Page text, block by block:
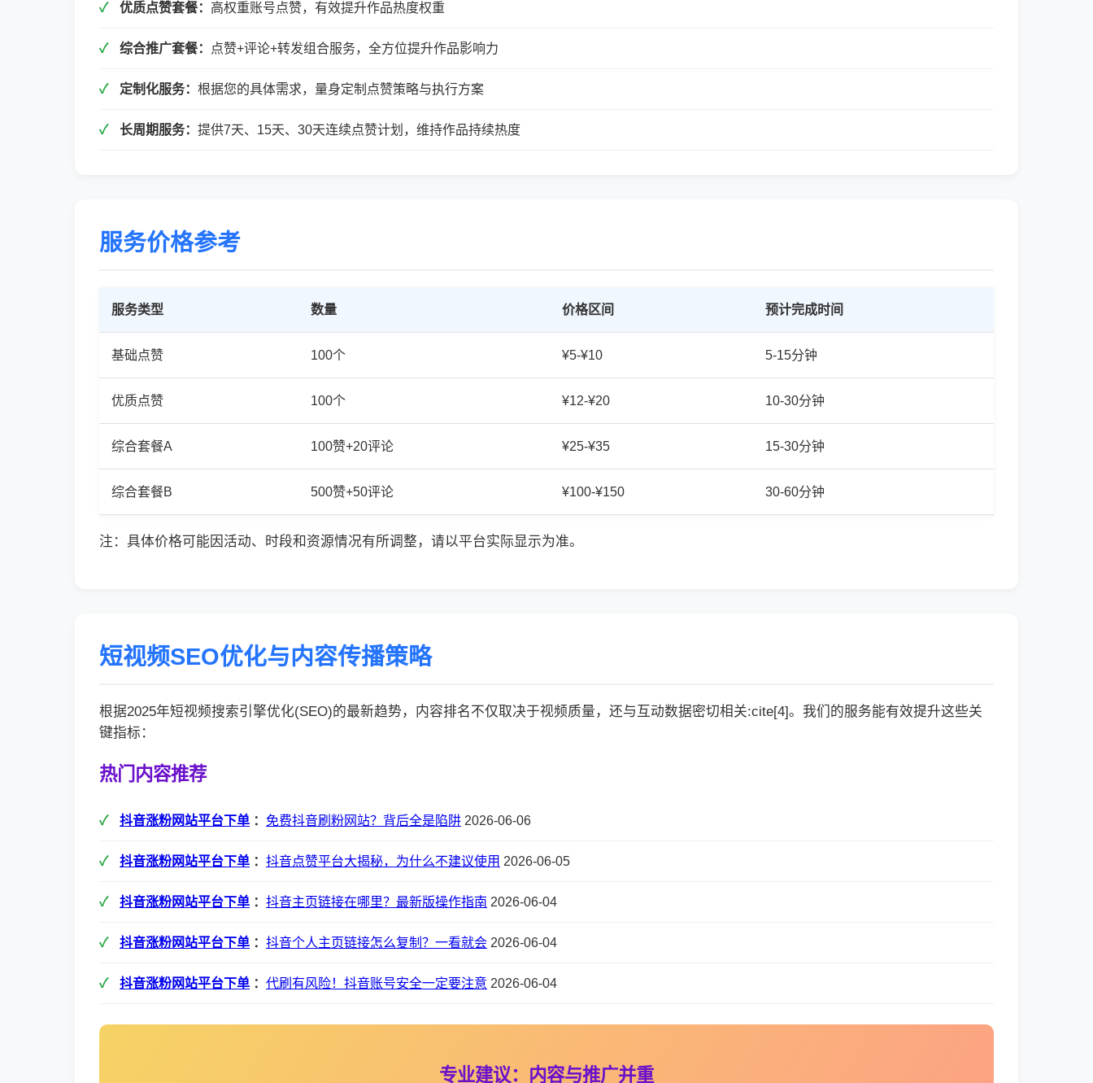
优质点赞套餐： 高权重账号点赞，有效提升作品热度权重
综合推广套餐： 点赞+评论+转发组合服务，全方位提升作品影响力
定制化服务： 根据您的具体需求，量身定制点赞策略与执行方案
长周期服务： 提供7天、15天、30天连续点赞计划，维持作品持续热度
服务价格参考
服务类型 数量 价格区间 预计完成时间
基础点赞 100个 ¥5-¥10 5-15分钟
优质点赞 100个 ¥12-¥20 10-30分钟
综合套餐A 100赞+20评论 ¥25-¥35 15-30分钟
综合套餐B 500赞+50评论 ¥100-¥150 30-60分钟
注：具体价格可能因活动、时段和资源情况有所调整，请以平台实际显示为准。
短视频SEO优化与内容传播策略
根据2025年短视频搜索引擎优化(SEO)的最新趋势，内容排名不仅取决于视频质量，还与互动数据密切相关:cite[4]。我们的服务能有效提升这些关
键指标：
热门内容推荐
抖音涨粉网站平台下单 ： 免费抖音刷粉网站？背后全是陷阱 2026-06-06
抖音涨粉网站平台下单 ： 抖音点赞平台大揭秘，为什么不建议使用 2026-06-05
抖音涨粉网站平台下单 ： 抖音主页链接在哪里？最新版操作指南 2026-06-04
抖音涨粉网站平台下单 ： 抖音个人主页链接怎么复制？一看就会 2026-06-04
抖音涨粉网站平台下单 ： 代刷有风险！抖音账号安全一定要注意 2026-06-04
专业建议：内容与推广并重